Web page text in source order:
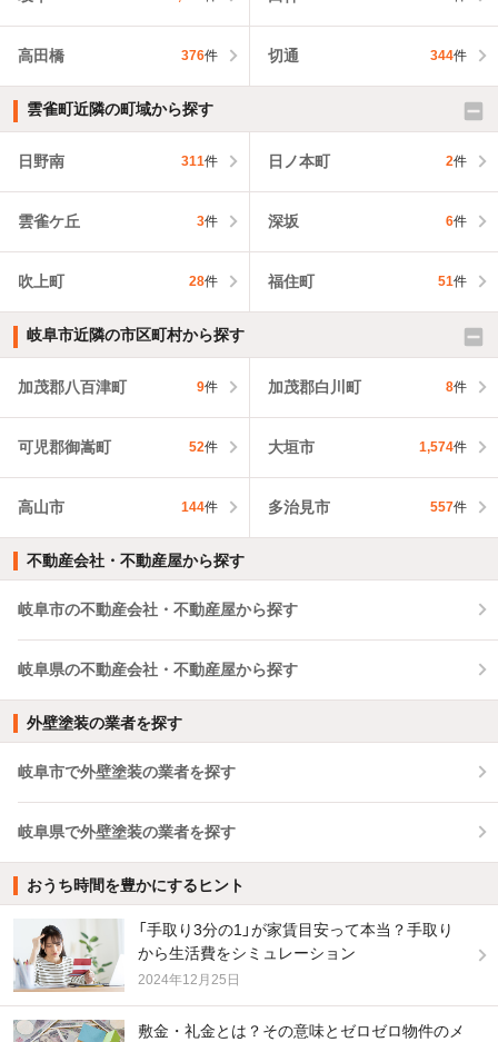
高田橋 376件 切通 344件
雲雀町近隣の町域から探す
日野南 311件 日ノ本町 2件
雲雀ケ丘 3件 深坂 6件
吹上町 28件 福住町 51件
岐阜市近隣の市区町村から探す
加茂郡八百津町 9件 加茂郡白川町 8件
可児郡御嵩町 52件 大垣市 1,574件
高山市 144件 多治見市 557件
不動産会社・不動産屋から探す
岐阜市の不動産会社・不動産屋から探す
岐阜県の不動産会社・不動産屋から探す
外壁塗装の業者を探す
岐阜市で外壁塗装の業者を探す
岐阜県で外壁塗装の業者を探す
おうち時間を豊かにするヒント
「手取り3分の1」が家賃目安って本当？手取り
から生活費をシミュレーション
2024年12月25日
敷金・礼金とは？その意味とゼロゼロ物件のメ